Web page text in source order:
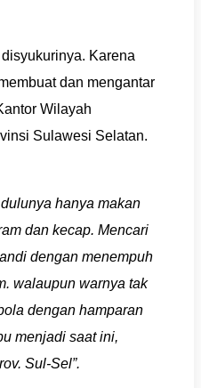
Karena
dan mengantar
Wilayah
Sulawesi Selatan.
hanya makan
dan kecap. Mencari
dengan menempuh
walaupun warnya tak
dengan hamparan
menjadi saat ini,
Sul-Sel”.